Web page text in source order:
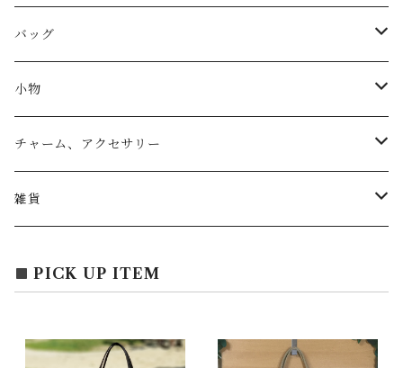
バッグ
トートバッグ
リュック
ショルダー
小物
小物入れ
チャーム、アクセサリー
バッグチャーム
雑貨
PICK UP ITEM